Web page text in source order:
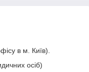
в м. Київ).
осіб)